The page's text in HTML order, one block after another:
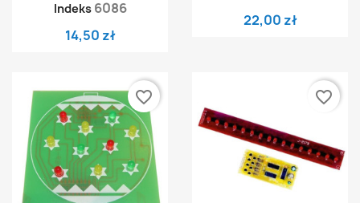
Indeks 6086
14,50 zł
22,00 zł
favorite_border favorite_border